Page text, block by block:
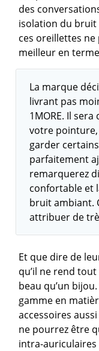
des
isolation du
ces oreillettes
meilleur en
La marque
livrant pas
1MORE. Il
votre pointure,
garder
parfaitement
remarquerez
confortable et
bruit ambiant.
attribuer de
Et que dire de
qu’il ne rend
beau qu’un
gamme en
accessoires
ne pourrez être
intra-auriculaires